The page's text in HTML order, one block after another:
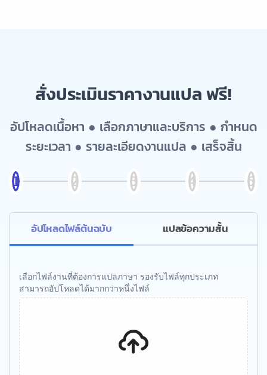
สั่งประเมินราคางานแปล ฟรี!
อัปโหลดเนื้อหา ● เลือกภาษาและบริการ ● กำหนด
ระยะเวลา ● รายละเอียดงานแปล ● เสร็จสิ้น
อัปโหลดไฟล์ต้นฉบับ แปลข้อความสั้น
เลือกไฟล์งานที่ต้องการแปลภาษา รองรับไฟล์ทุกประเภท
สามารถอัปโหลดได้มากกว่าหนึ่งไฟล์